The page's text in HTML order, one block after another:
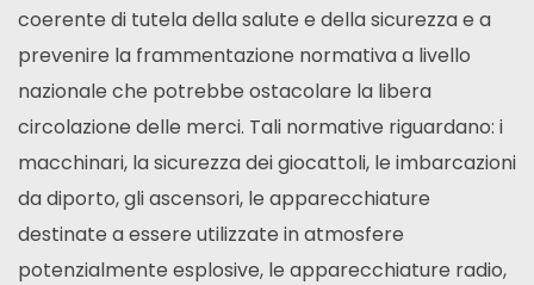
coerente di tutela della salute e della sicurezza e a
prevenire la frammentazione normativa a livello
nazionale che potrebbe ostacolare la libera
circolazione delle merci. Tali normative riguardano: i
macchinari, la sicurezza dei giocattoli, le imbarcazioni
da diporto, gli ascensori, le apparecchiature
destinate a essere utilizzate in atmosfere
potenzialmente esplosive, le apparecchiature radio,